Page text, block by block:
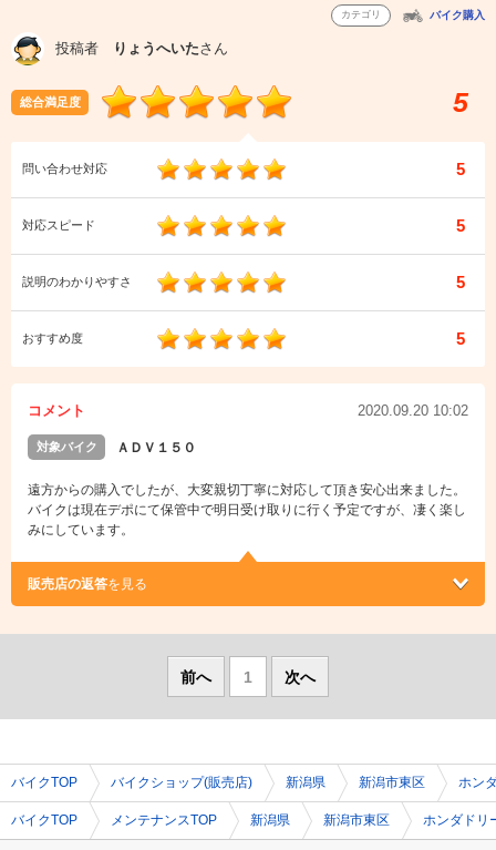
カテゴリ バイク購入
投稿者 りょうへいたさん
総合満足度 5
問い合わせ対応 5
対応スピード 5
説明のわかりやすさ 5
おすすめ度 5
コメント 2020.09.20 10:02
対象バイク ＡＤＶ１５０
遠方からの購入でしたが、大変親切丁寧に対応して頂き安心出来ました。
バイクは現在デポにて保管中で明日受け取りに行く予定ですが、凄く楽し
みにしています。
販売店の返答を見る
前へ 1 次へ
バイクTOP バイクショップ(販売店) 新潟県 新潟市東区 ホン
バイクTOP メンテナンスTOP 新潟県 新潟市東区 ホンダドリ